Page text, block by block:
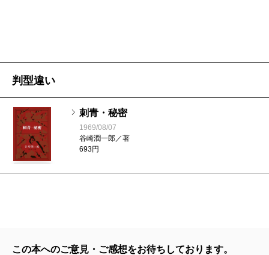
判型違い
刺青・秘密
1969/08/07
谷崎潤一郎／著
693円
この本へのご意見・ご感想をお待ちしております。